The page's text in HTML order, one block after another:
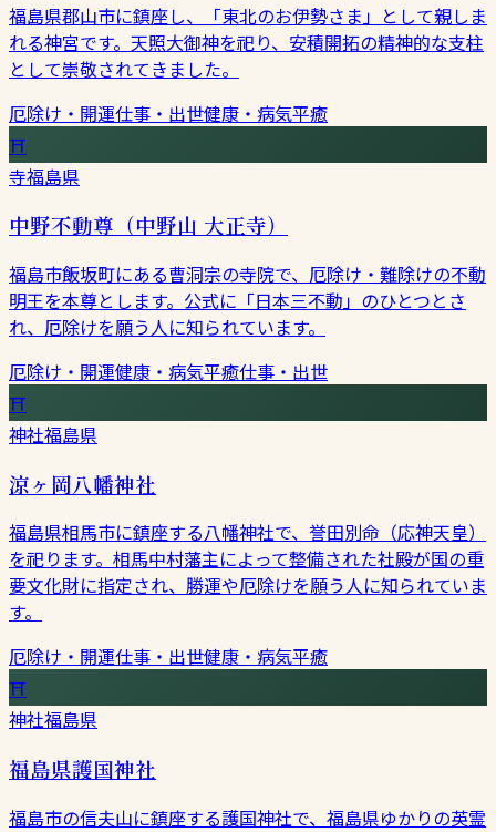
福島県郡山市に鎮座し、「東北のお伊勢さま」として親しま
れる神宮です。天照大御神を祀り、安積開拓の精神的な支柱
として崇敬されてきました。
厄除け・開運仕事・出世健康・病気平癒
⛩
寺福島県
中野不動尊（中野山 大正寺）
福島市飯坂町にある曹洞宗の寺院で、厄除け・難除けの不動
明王を本尊とします。公式に「日本三不動」のひとつとさ
れ、厄除けを願う人に知られています。
厄除け・開運健康・病気平癒仕事・出世
⛩
神社福島県
涼ヶ岡八幡神社
福島県相馬市に鎮座する八幡神社で、誉田別命（応神天皇）
を祀ります。相馬中村藩主によって整備された社殿が国の重
要文化財に指定され、勝運や厄除けを願う人に知られていま
す。
厄除け・開運仕事・出世健康・病気平癒
⛩
神社福島県
福島県護国神社
福島市の信夫山に鎮座する護国神社で、福島県ゆかりの英霊